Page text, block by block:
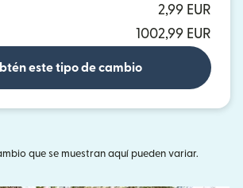
2,99 EUR
1002,99 EUR
este tipo de cambio
que se muestran aquí pueden variar.